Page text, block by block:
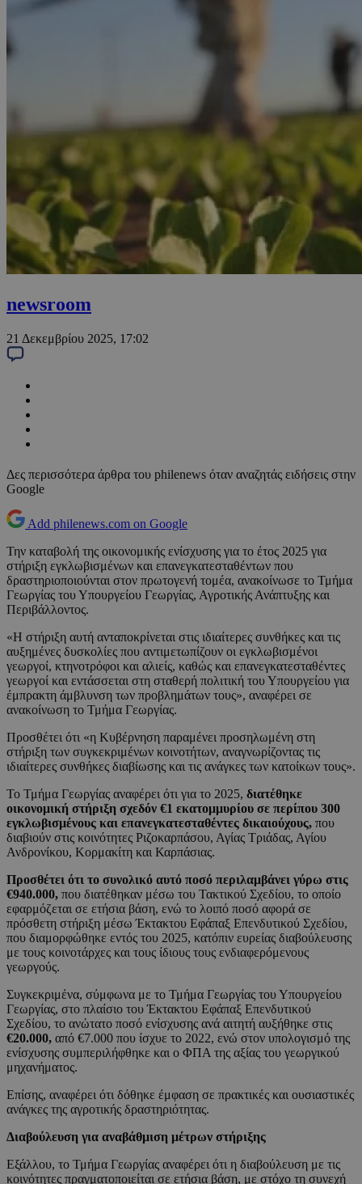
newsroom
21 Δεκεμβρίου 2025, 17:02
Δες περισσότερα άρθρα του philenews όταν αναζητάς ειδήσεις στην
Google
Add philenews.com on Google
Την καταβολή της οικονομικής ενίσχυσης για το έτος 2025 για
στήριξη εγκλωβισμένων και επανεγκατεσταθέντων που
δραστηριοποιούνται στον πρωτογενή τομέα, ανακοίνωσε το Τμήμα
Γεωργίας του Υπουργείου Γεωργίας, Αγροτικής Ανάπτυξης και
Περιβάλλοντος.
«Η στήριξη αυτή ανταποκρίνεται στις ιδιαίτερες συνθήκες και τις
αυξημένες δυσκολίες που αντιμετωπίζουν οι εγκλωβισμένοι
γεωργοί, κτηνοτρόφοι και αλιείς, καθώς και επανεγκατεσταθέντες
γεωργοί και εντάσσεται στη σταθερή πολιτική του Υπουργείου για
έμπρακτη άμβλυνση των προβλημάτων τους», αναφέρει σε
ανακοίνωση το Τμήμα Γεωργίας.
Προσθέτει ότι «η Κυβέρνηση παραμένει προσηλωμένη στη
στήριξη των συγκεκριμένων κοινοτήτων, αναγνωρίζοντας τις
ιδιαίτερες συνθήκες διαβίωσης και τις ανάγκες των κατοίκων τους».
Το Τμήμα Γεωργίας αναφέρει ότι για το 2025, διατέθηκε
οικονομική στήριξη σχεδόν €1 εκατομμυρίου σε περίπου 300
εγκλωβισμένους και επανεγκατεσταθέντες δικαιούχους, που
διαβιούν στις κοινότητες Ριζοκαρπάσου, Αγίας Τριάδας, Αγίου
Ανδρονίκου, Κορμακίτη και Καρπάσιας.
Προσθέτει ότι το συνολικό αυτό ποσό περιλαμβάνει γύρω στις
€940.000, που διατέθηκαν μέσω του Τακτικού Σχεδίου, το οποίο
εφαρμόζεται σε ετήσια βάση, ενώ το λοιπό ποσό αφορά σε
πρόσθετη στήριξη μέσω Έκτακτου Εφάπαξ Επενδυτικού Σχεδίου,
που διαμορφώθηκε εντός του 2025, κατόπιν ευρείας διαβούλευσης
με τους κοινοτάρχες και τους ίδιους τους ενδιαφερόμενους
γεωργούς.
Συγκεκριμένα, σύμφωνα με το Τμήμα Γεωργίας του Υπουργείου
Γεωργίας, στο πλαίσιο του Έκτακτου Εφάπαξ Επενδυτικού
Σχεδίου, το ανώτατο ποσό ενίσχυσης ανά αιτητή αυξήθηκε στις
€20.000, από €7.000 που ίσχυε το 2022, ενώ στον υπολογισμό της
ενίσχυσης συμπεριλήφθηκε και ο ΦΠΑ της αξίας του γεωργικού
μηχανήματος.
Επίσης, αναφέρει ότι δόθηκε έμφαση σε πρακτικές και ουσιαστικές
ανάγκες της αγροτικής δραστηριότητας.
Διαβούλευση για αναβάθμιση μέτρων στήριξης
Εξάλλου, το Τμήμα Γεωργίας αναφέρει ότι η διαβούλευση με τις
κοινότητες πραγματοποιείται σε ετήσια βάση, με στόχο τη συνεχή